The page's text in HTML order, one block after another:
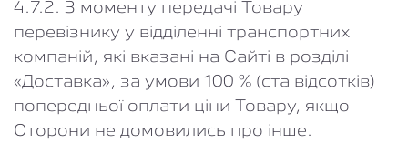
4.7.2. З моменту передачі Товару
перевізнику у відділенні транспортних
компаній, які вказані на Сайті в розділі
«Доставка», за умови 100 % (ста відсотків)
попередньої оплати ціни Товару, якщо
Сторони не домовились про інше.